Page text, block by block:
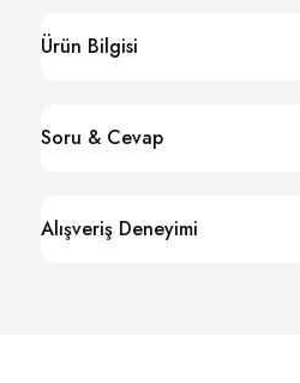
Ürün Bilgisi
Soru & Cevap
Alışveriş Deneyimi